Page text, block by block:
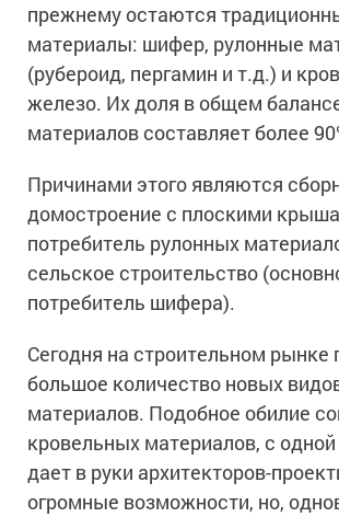
прежнему остаются
материалы: шифер, рулонные
(рубероид, пергамин и т.д.) и
железо. Их доля в общем
материалов составляет более
Причинами этого являются
домостроение с плоскими
потребитель рулонных
сельское строительство
потребитель шифера).
Сегодня на строительном рынке
большое количество новых
материалов. Подобное обилие
кровельных материалов, с
дает в руки архитекторов-
огромные возможности, но,